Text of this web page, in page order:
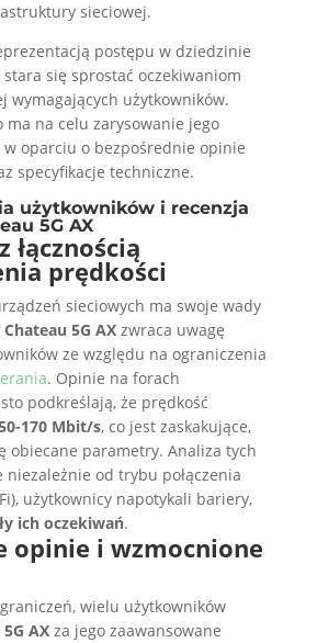
sieciowej.
postępu w dziedzinie
się sprostać oczekiwaniom
wymagających użytkowników.
ma na celu zarysowanie jego
w oparciu o bezpośrednie opinie
specyfikacje techniczne.
użytkowników i recenzja
5G AX
łącznością
prędkości
sieciowych ma swoje wady
5G AXzwraca uwagę
ze względu na ograniczenia
. Opinie na forach
podkreślają, że prędkość
170 Mbit/s, co jest zaskakujące,
obiecane parametry. Analiza tych
od trybu połączenia
użytkownicy napotykali bariery,
ich oczekiwań.
opinie i wzmocnione
wielu użytkowników
AXza jego zaawansowane